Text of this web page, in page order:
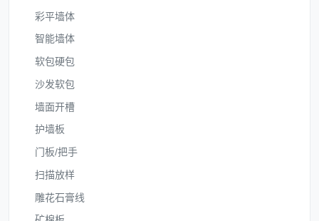
彩平墙体
智能墙体
软包硬包
沙发软包
墙面开槽
护墙板
门板/把手
扫描放样
雕花石膏线